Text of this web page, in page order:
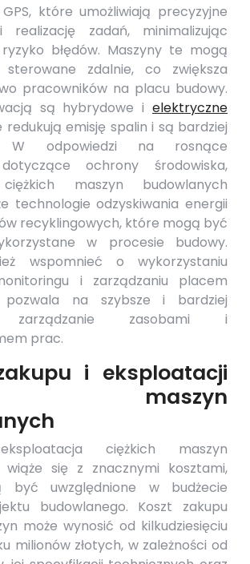
które umożliwiają precyzyjne
realizację zadań, minimalizując
błędów. Maszyny te mogą
zdalnie, co zwiększa
pracowników na placu budowy.
są hybrydowe i elektryczne
emisję spalin i są bardziej
W odpowiedzi na rosnące
ochrony środowiska,
maszyn budowlanych
technologie odzyskiwania energii
recyklingowych, które mogą być
w procesie budowy.
wspomnieć o wykorzystaniu
i zarządzaniu placem
na szybsze i bardziej
zarządzanie zasobami i
prac.
i eksploatacji
maszyn
ciężkich maszyn
wiąże się z znacznymi kosztami,
być uwzględnione w budżecie
budowlanego. Koszt zakupu
może wynosić od kilkudziesięciu
milionów złotych, w zależności od